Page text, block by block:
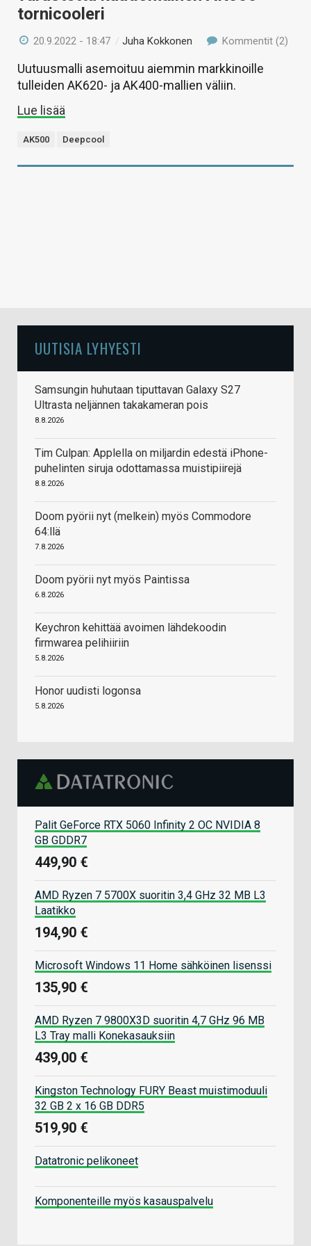
tornicooleri
20.9.2022 - 18:47 /Juha Kokkonen Kommentit (2)
Uutuusmalli asemoituu aiemmin markkinoille
tulleiden AK620- ja AK400-mallien väliin.
Lue lisää
AK500 Deepcool
UUTISIA LYHYESTI
Samsungin huhutaan tiputtavan Galaxy S27
Ultrasta neljännen takakameran pois
8.8.2026
Tim Culpan: Applella on miljardin edestä iPhone-
puhelinten siruja odottamassa muistipiirejä
8.8.2026
Doom pyörii nyt (melkein) myös Commodore
64:llä
7.8.2026
Doom pyörii nyt myös Paintissa
6.8.2026
Keychron kehittää avoimen lähdekoodin
firmwarea pelihiiriin
5.8.2026
Honor uudisti logonsa
5.8.2026
Palit GeForce RTX 5060 Infinity 2 OC NVIDIA 8
GB GDDR7
449,90 €
AMD Ryzen 7 5700X suoritin 3,4 GHz 32 MB L3
Laatikko
194,90 €
Microsoft Windows 11 Home sähköinen lisenssi
135,90 €
AMD Ryzen 7 9800X3D suoritin 4,7 GHz 96 MB
L3 Tray malli Konekasauksiin
439,00 €
Kingston Technology FURY Beast muistimoduuli
32 GB 2 x 16 GB DDR5
519,90 €
Datatronic pelikoneet
Komponenteille myös kasauspalvelu